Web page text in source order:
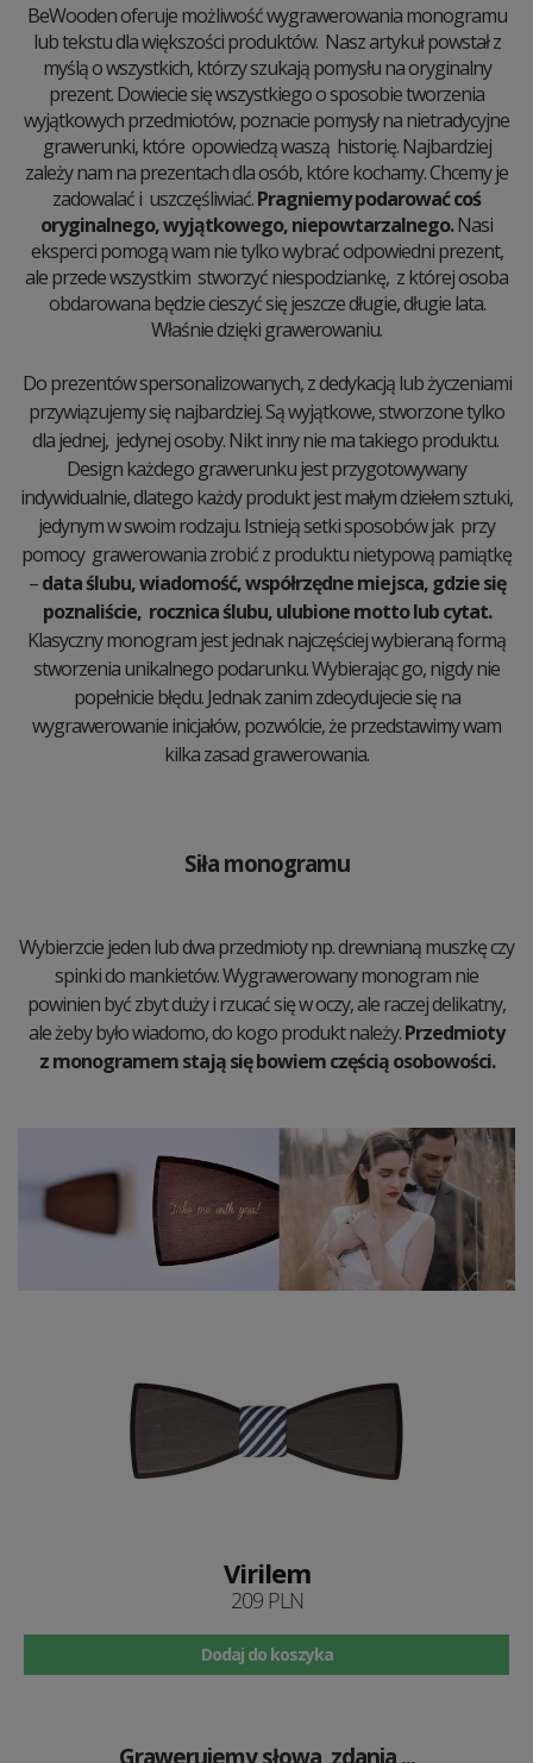
BeWooden oferuje możliwość wygrawerowania monogramu
lub tekstu dla większości produktów. Nasz artykuł powstał z
myślą o wszystkich, którzy szukają pomysłu na oryginalny
prezent. Dowiecie się wszystkiego o sposobie tworzenia
wyjątkowych przedmiotów, poznacie pomysły na nietradycyjne
grawerunki, które opowiedzą waszą historię. Najbardziej
zależy nam na prezentach dla osób, które kochamy. Chcemy je
zadowalać i uszczęśliwiać.Pragniemy podarować coś
oryginalnego, wyjątkowego, niepowtarzalnego.Nasi
eksperci pomogą wam nie tylko wybrać odpowiedni prezent,
ale przede wszystkim stworzyć niespodziankę, z której osoba
obdarowana będzie cieszyć się jeszcze długie, długie lata.
Właśnie dzięki grawerowaniu.
Do prezentów spersonalizowanych, z dedykacją lub życzeniami
przywiązujemy się najbardziej. Są wyjątkowe, stworzone tylko
dla jednej, jedynej osoby. Nikt inny nie ma takiego produktu.
Design każdego grawerunku jest przygotowywany
indywidualnie, dlatego każdy produkt jest małym dziełem sztuki,
jedynym w swoim rodzaju. Istnieją setki sposobów jak przy
pomocy grawerowania zrobić z produktu nietypową pamiątkę
–data ślubu, wiadomość, współrzędne miejsca, gdzie się
poznaliście, rocznica ślubu, ulubione motto lub cytat.
Klasyczny monogram jest jednak najczęściej wybieraną formą
stworzenia unikalnego podarunku. Wybierając go, nigdy nie
popełnicie błędu. Jednak zanim zdecydujecie się na
wygrawerowanie inicjałów, pozwólcie, że przedstawimy wam
kilka zasad grawerowania.
Siła monogramu
Wybierzcie jeden lub dwa przedmioty np. drewnianą muszkę czy
spinki do mankietów. Wygrawerowany monogram nie
powinien być zbyt duży i rzucać się w oczy, ale raczej delikatny,
ale żeby było wiadomo, do kogo produkt należy.Przedmioty
z monogramem stają się bowiem częścią osobowości.
Virilem
209 PLN
Dodaj do koszyka
Grawerujemy słowa, zdania ...